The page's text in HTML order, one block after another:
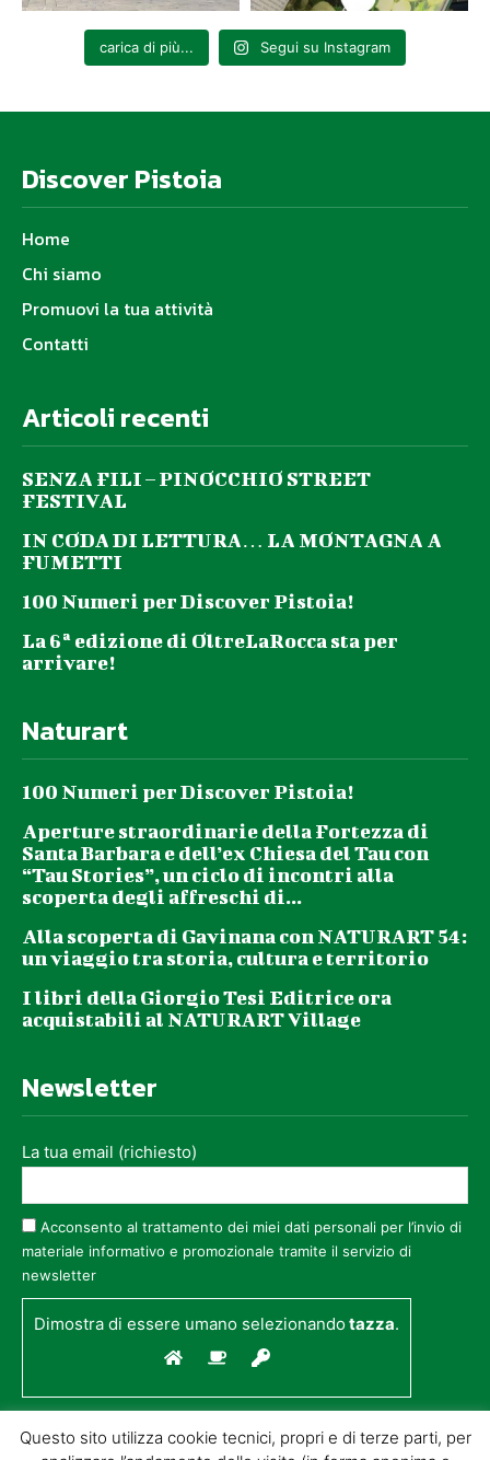
carica di più... Segui su Instagram
Discover Pistoia
Home
Chi siamo
Promuovi la tua attività
Contatti
Articoli recenti
SENZA FILI – PINOCCHIO STREET
FESTIVAL
IN CODA DI LETTURA… LA MONTAGNA A
FUMETTI
100 Numeri per Discover Pistoia!
La 6ª edizione di OltreLaRocca sta per
arrivare!
Naturart
100 Numeri per Discover Pistoia!
Aperture straordinarie della Fortezza di
Santa Barbara e dell’ex Chiesa del Tau con
“Tau Stories”, un ciclo di incontri alla
scoperta degli affreschi di...
Alla scoperta di Gavinana con NATURART 54:
un viaggio tra storia, cultura e territorio
I libri della Giorgio Tesi Editrice ora
acquistabili al NATURART Village
Newsletter
La tua email (richiesto)
Acconsento al trattamento dei miei dati personali per l’invio di
materiale informativo e promozionale tramite il servizio di
newsletter
Dimostra di essere umano selezionandotazza.
Questo sito utilizza cookie tecnici, propri e di terze parti, per